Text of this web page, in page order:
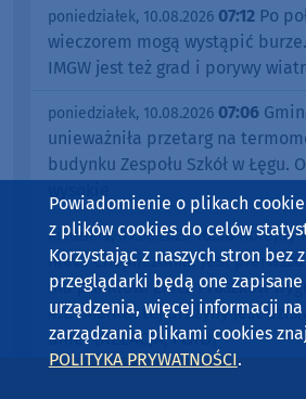
poniedziałek, 10.08.2026 07:12 Po
wieczorem mogą wystąpić
IMGW jest też grad i porywy
poniedziałek, 10.08.2026 07:06
unieważniła przetarg na
budynku Zespołu Szkół w Łęgu.
wysokie
niedziela, 09.08.2026 16:38Kolejny
mecz Chojniczanki. Jest
ma punktów. Znicz Pruszków
4:1. "Mental tej drużyny jest
dnie" (RELACJA, FOTO)
Mazda i
Powiadomienie o plikach
z plików cookies do celów
Korzystając z naszych stron bez
przeglądarki będą one
urządzenia, więcej informacji
zarządzania plikami cookies
POLITYKA PRYWATNOŚCI.